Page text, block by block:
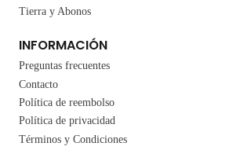
Tierra y Abonos
INFORMACIÓN
Preguntas frecuentes
Contacto
Política de reembolso
Política de privacidad
Términos y Condiciones